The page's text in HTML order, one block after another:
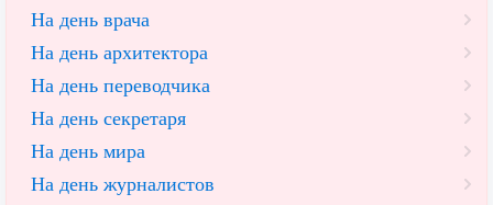
На день врача
На день архитектора
На день переводчика
На день секретаря
На день мира
На день журналистов